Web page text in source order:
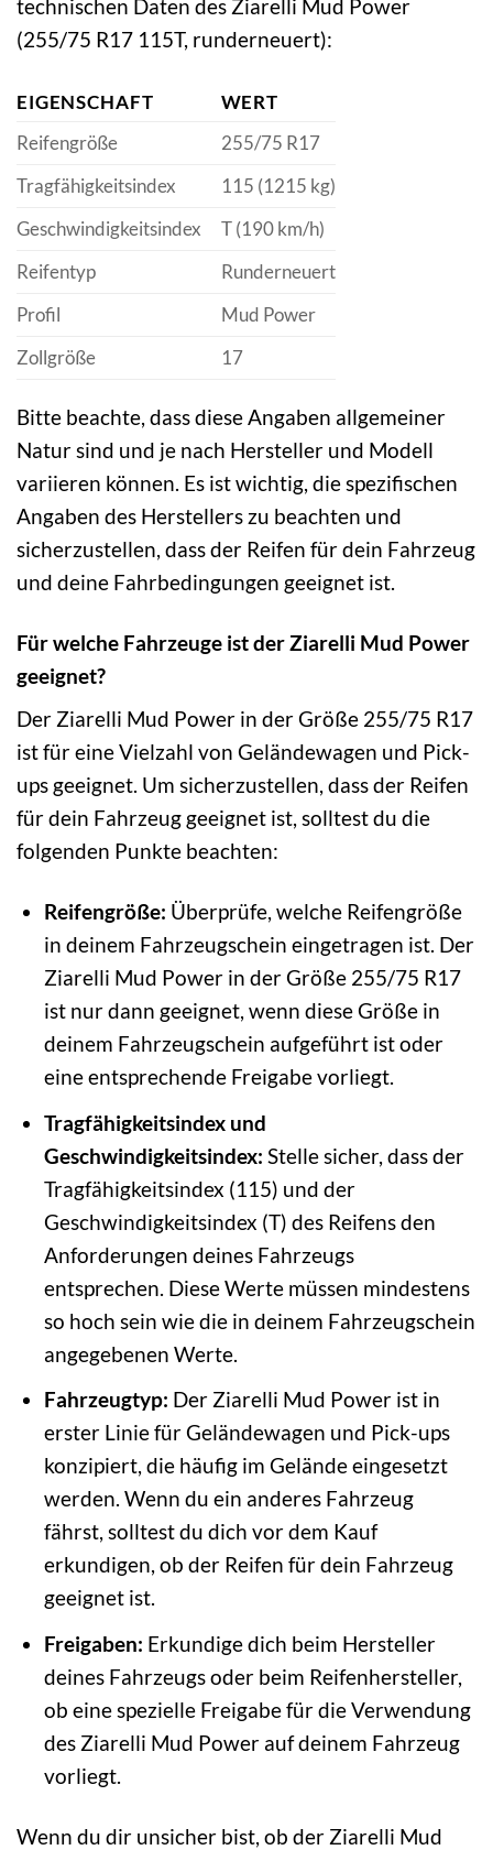
technischen Daten des Ziarelli Mud Power
(255/75 R17 115T, runderneuert):
EIGENSCHAFT
WERT
Reifengröße
255/75 R17
Tragfähigkeitsindex
115 (1215 kg)
Geschwindigkeitsindex
T (190 km/h)
Reifentyp
Runderneuert
Profil
Mud Power
Zollgröße
17
Bitte beachte, dass diese Angaben allgemeiner
Natur sind und je nach Hersteller und Modell
variieren können. Es ist wichtig, die spezifischen
Angaben des Herstellers zu beachten und
sicherzustellen, dass der Reifen für dein Fahrzeug
und deine Fahrbedingungen geeignet ist.
Für welche Fahrzeuge ist der Ziarelli Mud Power
geeignet?
Der Ziarelli Mud Power in der Größe 255/75 R17
ist für eine Vielzahl von Geländewagen und Pick-
ups geeignet. Um sicherzustellen, dass der Reifen
für dein Fahrzeug geeignet ist, solltest du die
folgenden Punkte beachten:
Reifengröße: Überprüfe, welche Reifengröße
in deinem Fahrzeugschein eingetragen ist. Der
Ziarelli Mud Power in der Größe 255/75 R17
ist nur dann geeignet, wenn diese Größe in
deinem Fahrzeugschein aufgeführt ist oder
eine entsprechende Freigabe vorliegt.
Tragfähigkeitsindex und
Geschwindigkeitsindex: Stelle sicher, dass der
Tragfähigkeitsindex (115) und der
Geschwindigkeitsindex (T) des Reifens den
Anforderungen deines Fahrzeugs
entsprechen. Diese Werte müssen mindestens
so hoch sein wie die in deinem Fahrzeugschein
angegebenen Werte.
Fahrzeugtyp: Der Ziarelli Mud Power ist in
erster Linie für Geländewagen und Pick-ups
konzipiert, die häufig im Gelände eingesetzt
werden. Wenn du ein anderes Fahrzeug
fährst, solltest du dich vor dem Kauf
erkundigen, ob der Reifen für dein Fahrzeug
geeignet ist.
Freigaben: Erkundige dich beim Hersteller
deines Fahrzeugs oder beim Reifenhersteller,
ob eine spezielle Freigabe für die Verwendung
des Ziarelli Mud Power auf deinem Fahrzeug
vorliegt.
Wenn du dir unsicher bist, ob der Ziarelli Mud